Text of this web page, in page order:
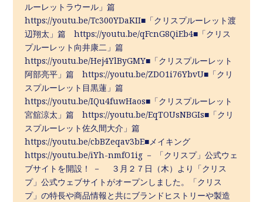
ルーレットラウール」篇
https://youtu.be/Tc300YDaKII■「クリスプルーレット渡
辺翔太」篇 https://youtu.be/qFcnG8QiEb4■「クリス
プルーレット向井康二」篇
https://youtu.be/Hej4YlByGMY■「クリスプルーレット
阿部亮平」篇 https://youtu.be/ZDO1i76YbvU■「クリ
スプルーレット目黒蓮」篇
https://youtu.be/IQu4fuwHaos■「クリスプルーレット
宮舘涼太」篇 https://youtu.be/EqTOUsNBGIs■「クリ
スプルーレット佐久間大介」篇
https://youtu.be/cbBZeqav3bE■メイキング
https://youtu.be/iYh-nmfO1ig － 「クリスプ」公式ウェ
ブサイトを開設！ － ３月２７日（木）より「クリス
プ」公式ウェブサイトがオープンしました。「クリス
プ」の特長や商品情報と共にブランドヒストリーや製造